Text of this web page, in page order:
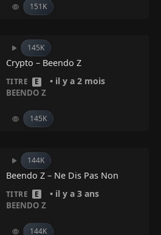
151K
145K
Crypto – Beendo Z
TITRE E • il y a 2 mois
BEENDO Z
145K
144K
Beendo Z – Ne Dis Pas Non
TITRE E • il y a 3 ans
BEENDO Z
144K